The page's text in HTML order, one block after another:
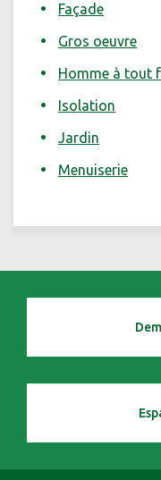
Façade
Gros oeuvre
Homme à tout
Isolation
Jardin
Menuiserie